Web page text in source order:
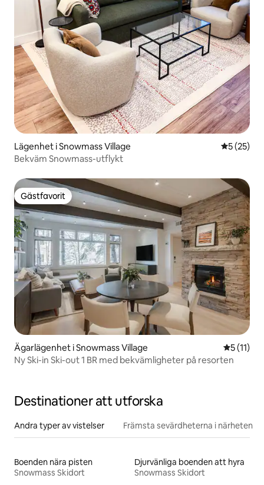
Lägenhet i Snowmass Village 5 av 5 i
5 (25)
Bekväm Snowmass-utflykt
Gästfavorit
Gästfavorit
Ägarlägenhet i Snowmass Village 5 av 5 i
5 (11)
Ny Ski-in Ski-out 1 BR med bekvämligheter på resorten
Destinationer att utforska
Andra typer av vistelser Främsta sevärdheterna i närheten
Boenden nära pisten
Snowmass Skidort
Djurvänliga boenden att hyra
Snowmass Skidort